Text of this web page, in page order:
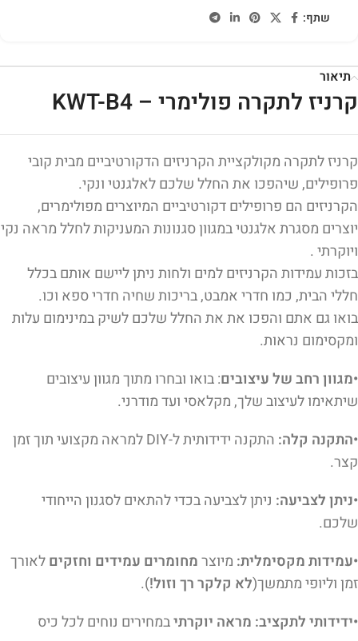
שתף:
תיאור
קרניז לתקרה פולימרי – KWT-B4
קרניז לתקרה מקולקציית הקרניזים הדקורטיביים מבית קובי
פרופילים, שיהפכו את החלל שלכם לאלגנטי ונקי.
הקרניזים הם פרופילים דקורטיביים המיוצרים מפולימרים,
יוצרים מסגרת אלגנטי במגוון סגנונות המעניקות לחלל מראה נקי
ויוקרתי .
בזכות עמידות הקרניזים למים ולחות ניתן ליישם אותם בכלל
חללי הבית, כמו חדרי אמבט, בריכות שחיה חדרי ספא וכו.
בואו גם אתם והפכו את את החלל שלכם לשיק במינימום עלות
ומקסימום נראות.
•מגוון רחב של עיצובים: בואו ובחרו מתוך מגוון עיצובים
שיתאימו לעיצוב שלך, מקלאסי ועד מודרני.
•התקנה קלה:
התקנה ידידותית ל-DIY למראה מקצועי תוך זמן
קצר.
•ניתן לצביעה: ניתן לצביעה בכדי להתאים לסגנון הייחודי
שלכם.
•עמידות מקסימלית: מיוצרמחומרים עמידים וחזקיםלאורך
זמן וליופי מתמשך(לא קלקר רך וזול!).
•ידידותי לתקציב: מראה יוקרתיבמחירים נוחים לכל כיס